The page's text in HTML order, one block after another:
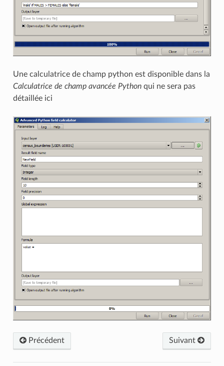
Une calculatrice de champ python est disponible dans la
Calculatrice de champ avancée Pythonqui ne sera pas
détaillée ici
Précédent Suivant